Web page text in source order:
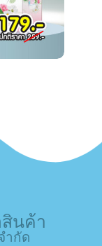
นค้า
ำกัด